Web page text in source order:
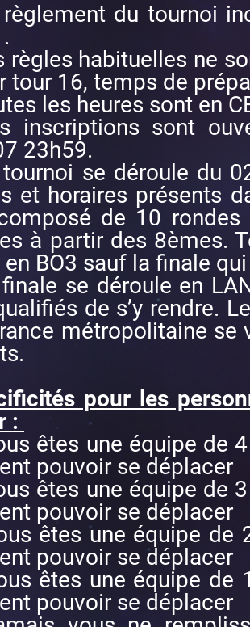
du tournoi
.
règles habituelles ne
tour 16, temps de
les heures sont en
inscriptions sont
23h59.
se déroule du
et horaires présents
de 10 rondes
à partir des 8èmes.
BO3 sauf la finale
se déroule en
de s’y rendre.
métropolitaine se
pour les
:
êtes une équipe de
pouvoir se déplacer
êtes une équipe de
pouvoir se déplacer
êtes une équipe de
pouvoir se déplacer
êtes une équipe de
pouvoir se déplacer